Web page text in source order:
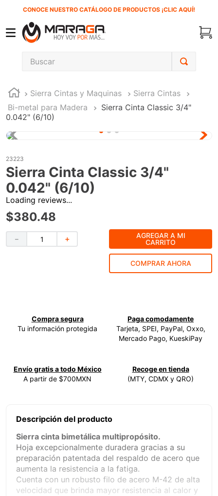
CONOCE NUESTRO CATÁLOGO DE PRODUCTOS ¡CLIC AQUÍ!
Buscar
Sierra Cintas y Maquinas
Sierra Cintas
Bi-metal para Madera
Sierra Cinta Classic 3/4"
0.042" (6/10)
23223
Sierra Cinta Classic 3/4"
0.042" (6/10)
Loading reviews...
$380.48
＋
－
AGREGAR A MI
CARRITO
COMPRAR AHORA
Compra segura
Tu información protegida
Paga comodamente
Tarjeta, SPEI, PayPal, Oxxo,
Mercado Pago, KueskiPay
Envío gratis a todo México
A partir de $700MXN
Recoge en tienda
(MTY, CDMX y QRO)
Descripción del producto
Sierra cinta bimetálica multipropósito.
Hoja excepcionalmente duradera gracias a su
preparación patentada del respaldo de acero que
aumenta la resistencia a la fatiga.
Cuenta con un robusto filo de acero M-42 de alta
velocidad que brinda mayor resistencia al calor y
1.
inversora
.
carbones
3.
sierra cinta
ke500
-cut